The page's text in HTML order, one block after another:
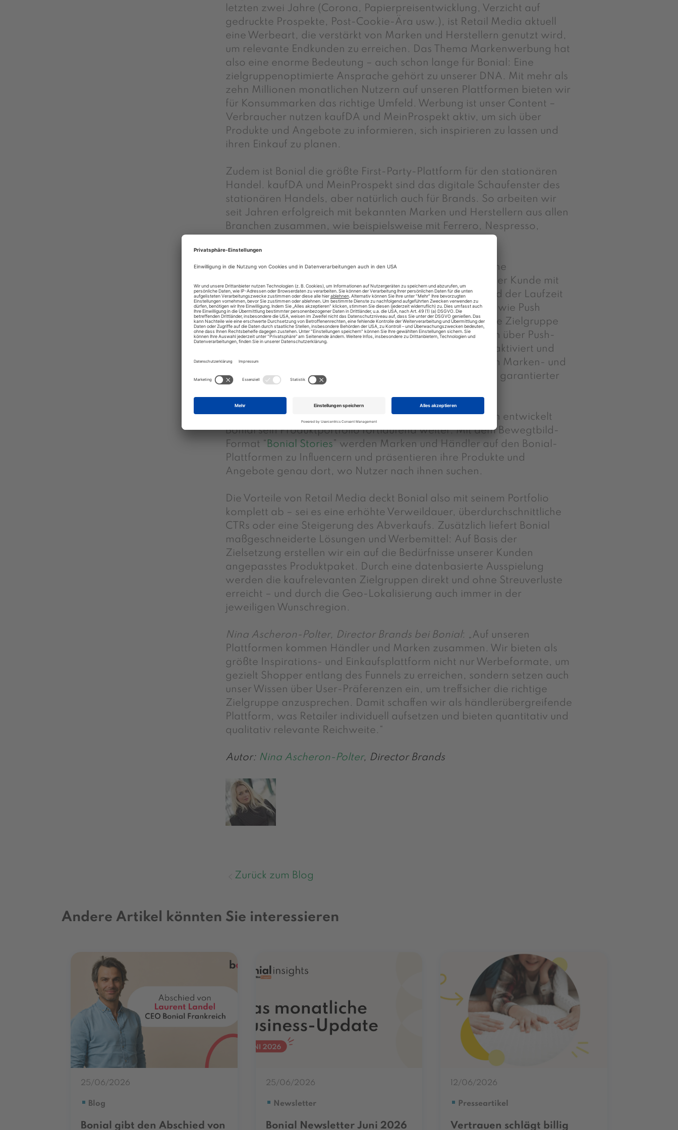
letzten zwei Jahre (Corona, Papierpreisentwicklung, Verzicht auf
gedruckte Prospekte, Post-Cookie-Ära usw.), ist Retail Media aktuell
eine Werbeart, die verstärkt von Marken und Herstellern genutzt wird,
um relevante Endkunden zu erreichen. Das Thema Markenwerbung hat
also eine enorme Bedeutung – auch schon lange für Bonial: Eine
zielgruppenoptimierte Ansprache gehört zu unserer DNA. Mit mehr als
zehn Millionen monatlichen Nutzern auf unseren Plattformen bieten wir
für Konsummarken das richtige Umfeld. Werbung ist unser Content –
Verbraucher nutzen kaufDA und MeinProspekt aktiv, um sich über
Produkte und Angebote zu informieren, sich inspirieren zu lassen und
ihren Einkauf zu planen.
Zudem ist Bonial die größte First-Party-Plattform für den stationären
Handel. kaufDA und MeinProspekt sind das digitale Schaufenster des
stationären Handels, aber natürlich auch für Brands. So arbeiten wir
seit Jahren erfolgreich mit bekannten Marken und Herstellern aus allen
Branchen zusammen, wie beispielsweise mit Ferrero, Nespresso,
Für den Brands-Bereich werden individuell zugeschnittene
auf Bonials Plattformen geschaffen, die der Kunde mit
seinen gewünschten Informationen füllen kann. Während der Laufzeit
der Werbekampagne spielen Aktivierungsmechanismen wie Push
Notifications eine wichtige Rolle: So wird die interessierte Zielgruppe
nicht nur in der Einkaufsplanung, sondern zusätzlich auch über Push-
Benachrichtigungen direkt am stationären Point of Sale aktiviert und
auf die Produkte aufmerksam gemacht. Dadurch werden Marken- und
Produktwahrnehmung mit höchster Aufmerksamkeit und garantierter
Als Marktführer in der digitalen Angebotskommunikation entwickelt
Bonial sein Produktportfolio fortlaufend weiter. Mit dem Bewegtbild-
Format “ Bonial Stories ” werden Marken und Händler auf den Bonial-
Plattformen zu Influencern und präsentieren ihre Produkte und
Angebote genau dort, wo Nutzer nach ihnen suchen.
Die Vorteile von Retail Media deckt Bonial also mit seinem Portfolio
komplett ab – sei es eine erhöhte Verweildauer, überdurchschnittliche
CTRs oder eine Steigerung des Abverkaufs. Zusätzlich liefert Bonial
maßgeschneiderte Lösungen und Werbemittel: Auf Basis der
Zielsetzung erstellen wir ein auf die Bedürfnisse unserer Kunden
angepasstes Produktpaket. Durch eine datenbasierte Ausspielung
werden die kaufrelevanten Zielgruppen direkt und ohne Streuverluste
erreicht – und durch die Geo-Lokalisierung auch immer in der
jeweiligen Wunschregion.
Nina Ascheron-Polter, Director Brands bei Bonial: „Auf unseren
Plattformen kommen Händler und Marken zusammen. Wir bieten als
größte Inspirations- und Einkaufsplattform nicht nur Werbeformate, um
gezielt Shopper entlang des Funnels zu erreichen, sondern setzen auch
unser Wissen über User-Präferenzen ein, um treffsicher die richtige
Zielgruppe anzusprechen. Damit schaffen wir als händlerübergreifende
Plattform, was Retailer individuell aufsetzen und bieten quantitativ und
qualitativ relevante Reichweite.“
Autor: Nina Ascheron-Polter, Director Brands
Zurück zum Blog
Andere Artikel könnten Sie interessieren
25/06/2026
Blog
Bonial gibt den Abschied von
25/06/2026
Newsletter
Bonial Newsletter Juni 2026
12/06/2026
Presseartikel
Vertrauen schlägt billig